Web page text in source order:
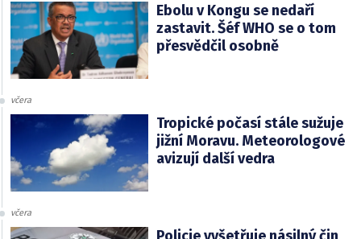
Ebolu v Kongu se nedaří
zastavit. Šéf WHO se o tom
přesvědčil osobně
včera
Tropické počasí stále sužuje
jižní Moravu. Meteorologové
avizují další vedra
včera